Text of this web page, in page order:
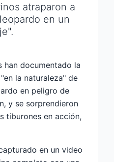
atraparon a
en un
han documentado la
la naturaleza" de
en peligro de
y se sorprendieron
tiburones en acción,
en un video